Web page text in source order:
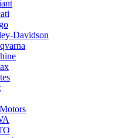
Davidson